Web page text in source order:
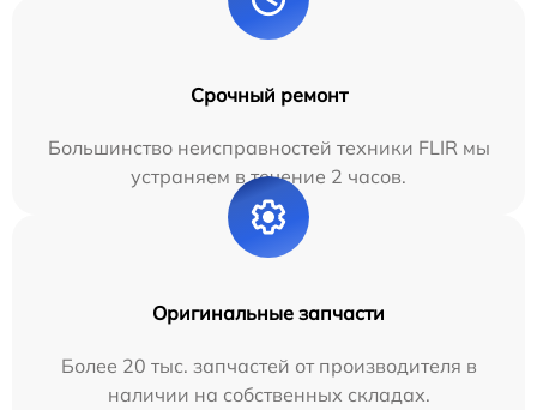
Срочный ремонт
Большинство неисправностей техники FLIR мы
устраняем в течение 2 часов.
Оригинальные запчасти
Более 20 тыс. запчастей от производителя в
наличии на собственных складах.